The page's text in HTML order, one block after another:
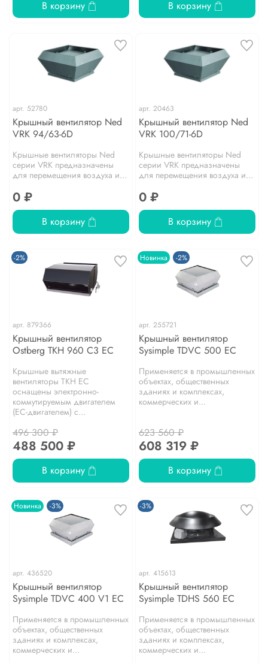
В корзину В корзину
арт. 52780
Крышный вентилятор Ned
VRK 94/63-6D
Крышные вентиляторы Ned
серии VRK предназначены
для перемещения воздуха и...
0 ₽
В корзину
арт. 20463
Крышный вентилятор Ned
VRK 100/71-6D
Крышные вентиляторы Ned
серии VRK предназначены
для перемещения воздуха и...
0 ₽
В корзину
-2%
арт. 879366
Крышный вентилятор
Ostberg TKH 960 C3 EC
Крышные вытяжные
вентиляторы TKH EC
оснащены электронно-
коммутируемым двигателем
(EC-двигателем) с...
496 300 ₽
488 500 ₽
В корзину
Новинка -2%
арт. 255721
Крышный вентилятор
Sysimple TDVC 500 EC
Применяется в промышленных
объектах, общественных
зданиях и комплексах,
коммерческих и...
623 560 ₽
608 319 ₽
В корзину
Новинка -3%
арт. 436520
Крышный вентилятор
Sysimple TDVC 400 V1 EC
Применяется в промышленных
объектах, общественных
зданиях и комплексах,
коммерческих и...
-3%
арт. 415613
Крышный вентилятор
Sysimple TDHS 560 EC
Применяется в промышленных
объектах, общественных
зданиях и комплексах,
коммерческих и...